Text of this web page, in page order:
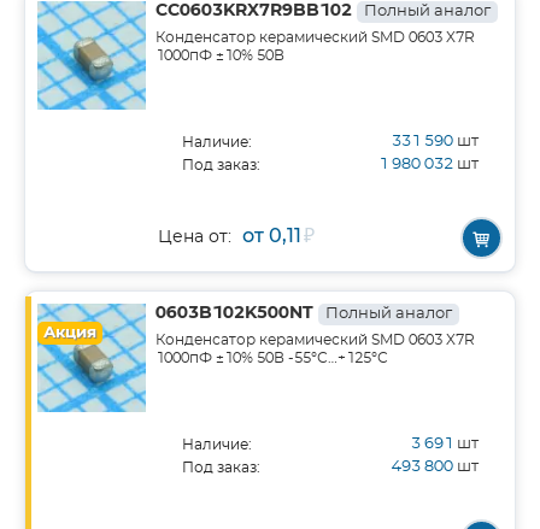
CC0603KRX7R9BB102 Полный аналог
Конденсатор керамический SMD 0603 X7R
1000пФ ±10% 50В
Наличие: 331 590 шт
Под заказ: 1 980 032 шт
Цена от: от 0,11₽
Акция
0603B102K500NT Полный аналог
Конденсатор керамический SMD 0603 X7R
1000пФ ±10% 50В -55°С…+125°С
Наличие: 3 691 шт
Под заказ: 493 800 шт